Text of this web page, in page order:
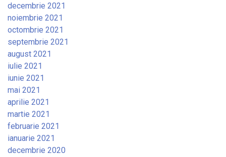
decembrie 2021
noiembrie 2021
octombrie 2021
septembrie 2021
august 2021
iulie 2021
iunie 2021
mai 2021
aprilie 2021
martie 2021
februarie 2021
ianuarie 2021
decembrie 2020